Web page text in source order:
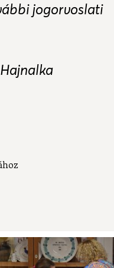
jogorvoslati